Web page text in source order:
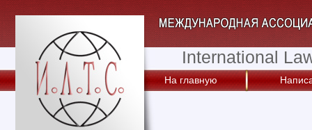
International
На главную